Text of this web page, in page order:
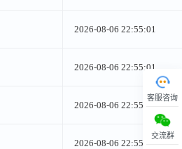
2026-08-06 22:55:01
2026-08-06 22:55:01
2026-08-06 22:55:01
2026-08-06 22:55:01
客服咨询
交流群